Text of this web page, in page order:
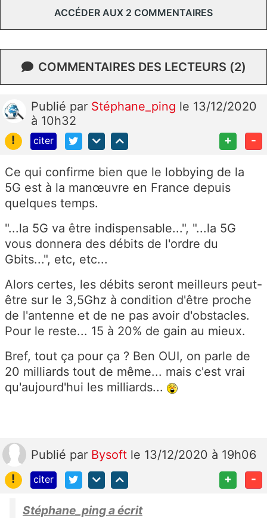
ACCÉDER AUX 2 COMMENTAIRES
COMMENTAIRES DES LECTEURS (2)
Publié par Stéphane_ping le 13/12/2020
à 10h32
!
citer + -
Ce qui confirme bien que le lobbying de la
5G est à la manœuvre en France depuis
quelques temps.
"...la 5G va être indispensable...", "...la 5G
vous donnera des débits de l'ordre du
Gbits...", etc, etc...
Alors certes, les débits seront meilleurs peut-
être sur le 3,5Ghz à condition d'être proche
de l'antenne et de ne pas avoir d'obstacles.
Pour le reste... 15 à 20% de gain au mieux.
Bref, tout ça pour ça ? Ben OUI, on parle de
20 milliards tout de même... mais c'est vrai
qu'aujourd'hui les milliards...
Publié par Bysoft le 13/12/2020 à 19h06
!
citer + -
Stéphane_ping a écrit